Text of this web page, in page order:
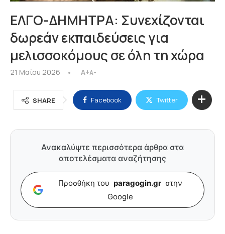
ΕΛΓΟ-ΔΗΜΗΤΡΑ: Συνεχίζονται
δωρεάν εκπαιδεύσεις για
μελισσοκόμους σε όλη τη χώρα
21 Μαΐου 2026 A+A-
SHARE Facebook Twitter
Ανακαλύψτε περισσότερα άρθρα στα
αποτελέσματα αναζήτησης
Προσθήκη του paragogin.gr στην
Google